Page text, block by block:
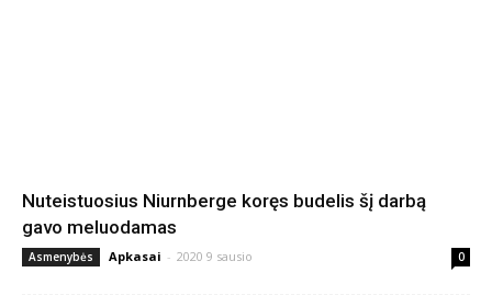
Nuteistuosius Niurnberge koręs budelis šį darbą
gavo meluodamas
Asmenybės Apkasai - 2020 9 sausio 0